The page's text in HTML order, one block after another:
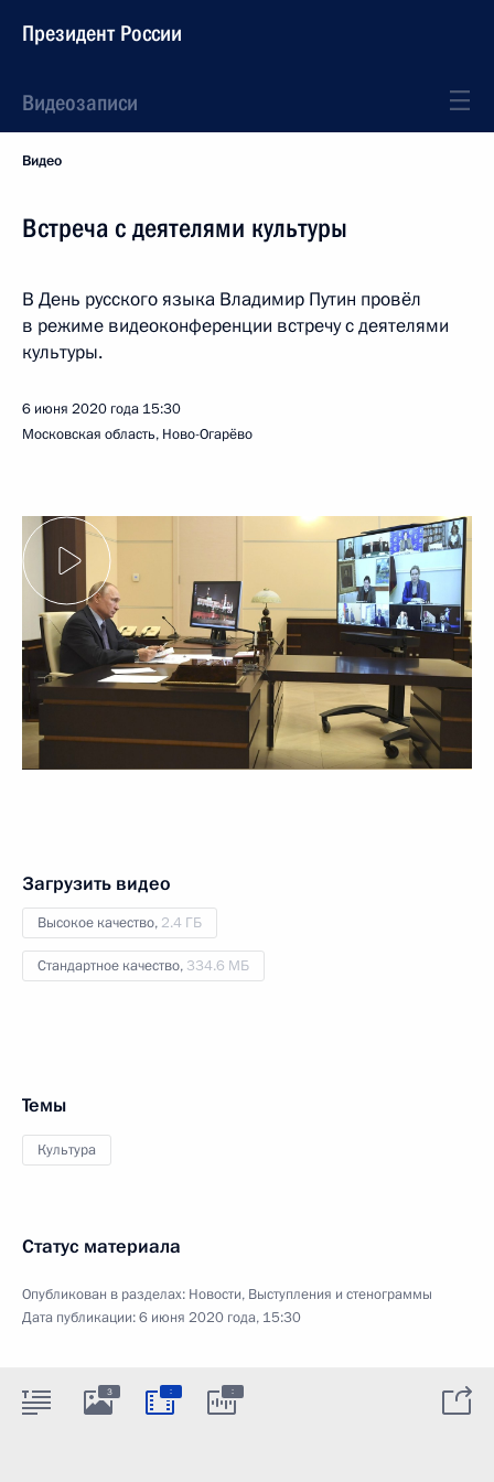
Президент России
Видеозаписи
Видео
Встреча с деятелями культуры
В День русского языка Владимир Путин провёл
в режиме видеоконференции встречу с деятелями
культуры.
6 июня 2020 года 15:30
Московская область, Ново-Огарёво
Загрузить видео
Высокое качество, 2.4 ГБ
Стандартное качество, 334.6 МБ
Темы
Культура
Статус материала
Опубликован в разделах: Новости, Выступления и стенограммы
Дата публикации:6 июня 2020 года, 15:30
3 : :